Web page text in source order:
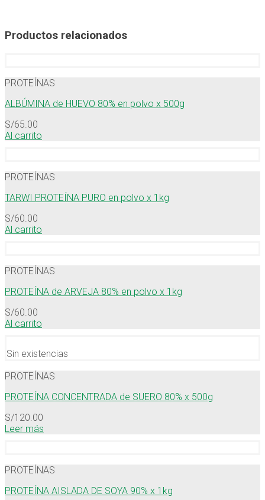
Productos relacionados
PROTEÍNAS
ALBÚMINA de HUEVO 80% en polvo x 500g
S/65.00
Al carrito
PROTEÍNAS
TARWI PROTEÍNA PURO en polvo x 1kg
S/60.00
Al carrito
PROTEÍNAS
PROTEÍNA de ARVEJA 80% en polvo x 1kg
S/60.00
Al carrito
Sin existencias
PROTEÍNAS
PROTEÍNA CONCENTRADA de SUERO 80% x 500g
S/120.00
Leer más
PROTEÍNAS
PROTEÍNA AISLADA DE SOYA 90% x 1kg